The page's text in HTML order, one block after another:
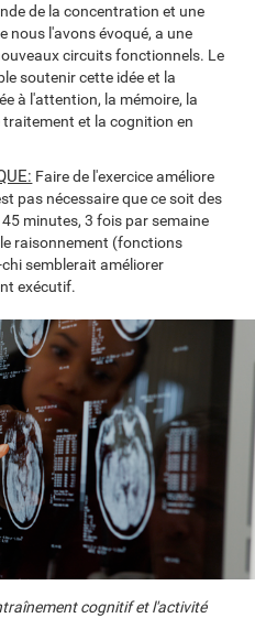
de la concentration et une
nous l'avons évoqué, a une
circuits fonctionnels. Le
soutenir cette idée et la
à l'attention, la mémoire, la
et la cognition en
Faire de l'exercice améliore
pas nécessaire que ce soit des
minutes, 3 fois par semaine
raisonnement (fonctions
semblerait améliorer
exécutif.
cognitif et l'activité